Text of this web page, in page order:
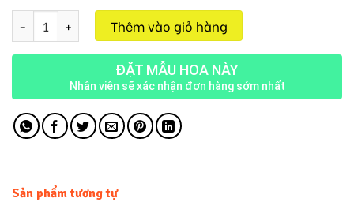
Lan Hồ Điệp M700 số lượngThêm vào giỏ hàng
ĐẶT MẪU HOA NÀY
Nhân viên sẽ xác nhận đơn hàng sớm nhất
Sản phẩm tương tự